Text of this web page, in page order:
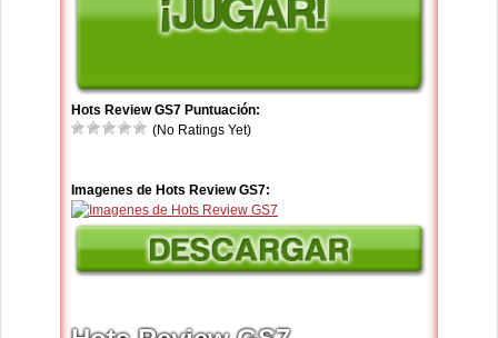
Hots Review GS7 Puntuación:
(No Ratings Yet)
Imagenes de Hots Review GS7: